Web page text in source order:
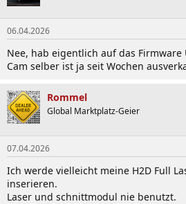
06.04.2026
Nee, hab eigentlich auf das
Cam selber ist ja seit Wochen
Rommel
Global Marktplatz-Geier
07.04.2026
Ich werde vielleicht meine H2D Full
inserieren.
Laser und schnittmodul nie benutzt.